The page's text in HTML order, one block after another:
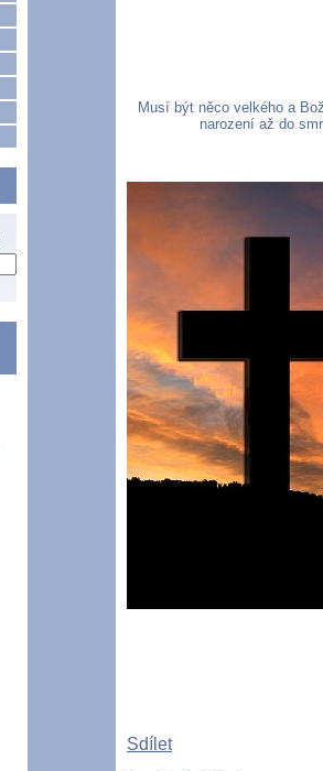
Musí být něco velkého a
narození až do
Sdílet